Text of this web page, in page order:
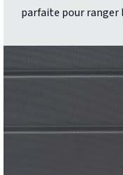
parfaite pour ranger